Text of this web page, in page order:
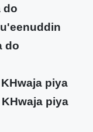
do
do
piya
piya